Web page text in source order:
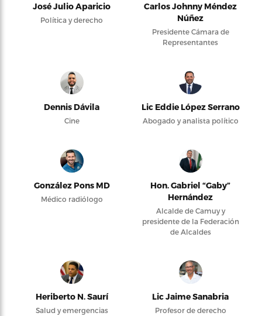
José Julio Aparicio
Política y derecho
Carlos Johnny Méndez
Núñez
Presidente Cámara de
Representantes
Dennis Dávila
Cine
Lic Eddie López Serrano
Abogado y analista político
González Pons MD
Médico radiólogo
Hon. Gabriel “Gaby”
Hernández
Alcalde de Camuy y
presidente de la Federación
de Alcaldes
Heriberto N. Saurí
Salud y emergencias
Lic Jaime Sanabria
Profesor de derecho